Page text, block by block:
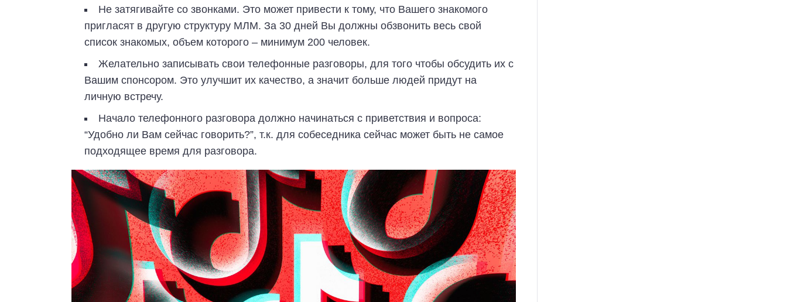
Не затягивайте со звонками. Это может привести к тому, что Вашего знакомого
пригласят в другую структуру МЛМ. За 30 дней Вы должны обзвонить весь свой
список знакомых, объем которого – минимум 200 человек.
Желательно записывать свои телефонные разговоры, для того чтобы обсудить их с
Вашим спонсором. Это улучшит их качество, а значит больше людей придут на
личную встречу.
Начало телефонного разговора должно начинаться с приветствия и вопроса:
“Удобно ли Вам сейчас говорить?”, т.к. для собеседника сейчас может быть не самое
подходящее время для разговора.